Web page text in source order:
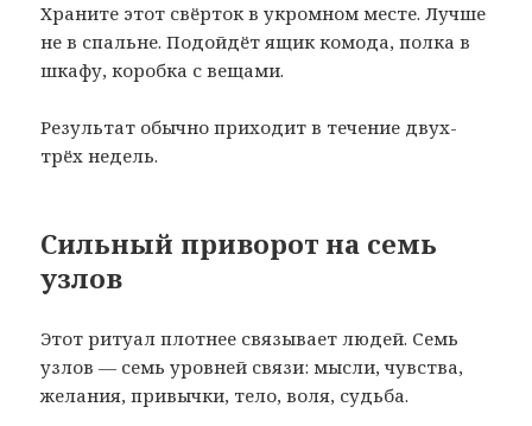
Храните этот свёрток в укромном месте. Лучше
не в спальне. Подойдёт ящик комода, полка в
шкафу, коробка с вещами.
Результат обычно приходит в течение двух-
трёх недель.
Сильный приворот на семь
узлов
Этот ритуал плотнее связывает людей. Семь
узлов — семь уровней связи: мысли, чувства,
желания, привычки, тело, воля, судьба.